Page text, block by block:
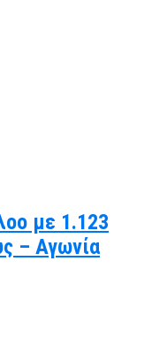
με 1.123
– Αγωνία